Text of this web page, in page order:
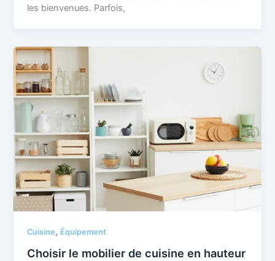
les bienvenues. Parfois,
Cuisine, Équipement
Choisir le mobilier de cuisine en hauteur